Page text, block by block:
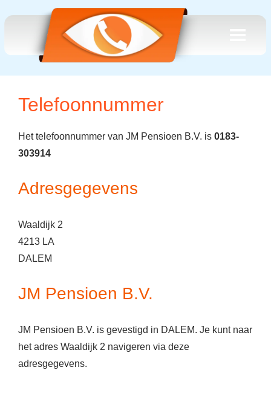
Telefoonnummer
Het telefoonnummer van JM Pensioen B.V. is 0183-
303914
Adresgegevens
Waaldijk 2
4213 LA
DALEM
JM Pensioen B.V.
JM Pensioen B.V. is gevestigd in DALEM. Je kunt naar
het adres Waaldijk 2 navigeren via deze
adresgegevens.